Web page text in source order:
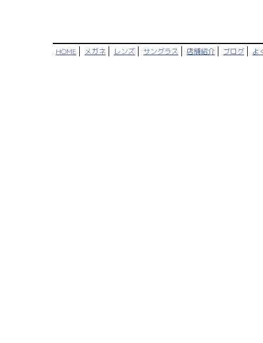
HOME メガネ レンズ サングラス 店舗紹介 ブログ よ